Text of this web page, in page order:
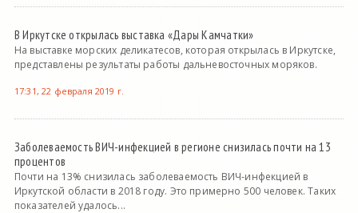
В Иркутске открылась выставка «Дары Камчатки»
На выставке морских деликатесов, которая открылась в Иркутске,
представлены результаты работы дальневосточных моряков.
17:31, 22 февраля 2019 г.
Заболеваемость ВИЧ-инфекцией в регионе снизилась почти на 13
процентов
Почти на 13% снизилась заболеваемость ВИЧ-инфекцией в
Иркутской области в 2018 году. Это примерно 500 человек. Таких
показателей удалось...